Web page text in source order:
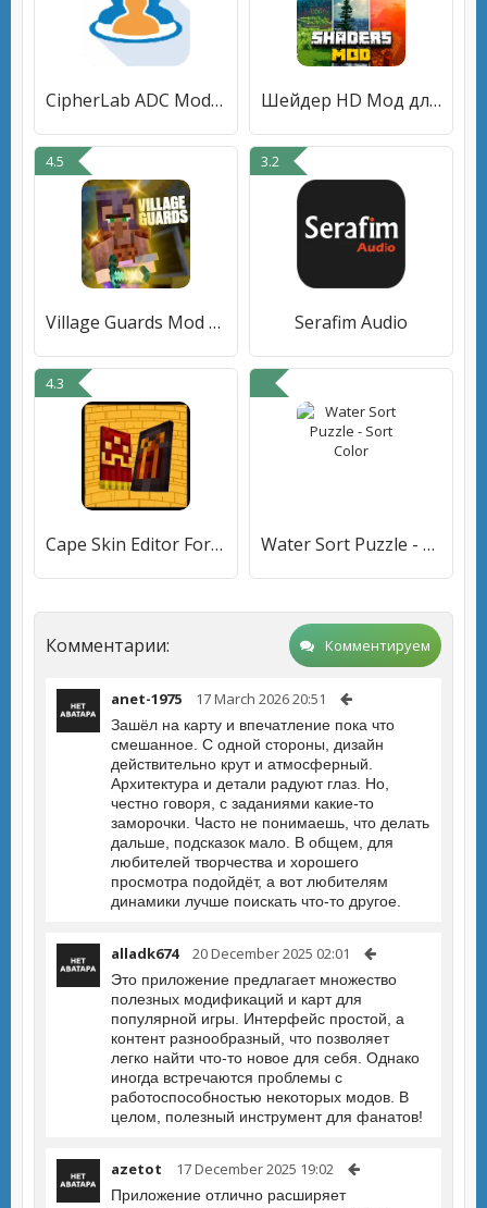
CipherLab ADC Module Шейдер HD Мод для Майнкрафт ПЕ
4.5
Village Guards Mod for MCPE
3.2
Serafim Audio
4.3
Cape Skin Editor For MCPE Water Sort Puzzle - Sort Color
Комментарии: Комментируем
anet-1975 17 March 2026 20:51
Зашёл на карту и впечатление пока что
смешанное. С одной стороны, дизайн
действительно крут и атмосферный.
Архитектура и детали радуют глаз. Но,
честно говоря, с заданиями какие-то
заморочки. Часто не понимаешь, что делать
дальше, подсказок мало. В общем, для
любителей творчества и хорошего
просмотра подойдёт, а вот любителям
динамики лучше поискать что-то другое.
alladk674 20 December 2025 02:01
Это приложение предлагает множество
полезных модификаций и карт для
популярной игры. Интерфейс простой, а
контент разнообразный, что позволяет
легко найти что-то новое для себя. Однако
иногда встречаются проблемы с
работоспособностью некоторых модов. В
целом, полезный инструмент для фанатов!
azetot 17 December 2025 19:02
Приложение отлично расширяет